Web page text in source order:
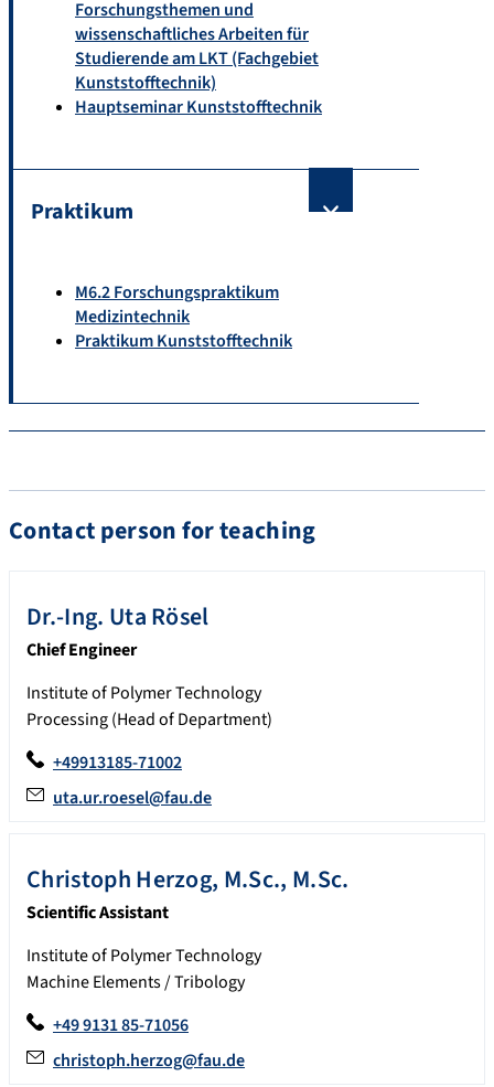
Forschungsthemen und
wissenschaftliches Arbeiten für
Studierende am LKT (Fachgebiet
Kunststofftechnik)
Hauptseminar Kunststofftechnik
Praktikum
M6.2 Forschungspraktikum
Medizintechnik
Praktikum Kunststofftechnik
Contact person for teaching
Dr.-Ing. UtaRösel
Chief Engineer
Institute of Polymer Technology
Processing (Head of Department)
+49913185-71002
uta.ur.roesel@fau.de
ChristophHerzog, M.Sc., M.Sc.
Scientific Assistant
Institute of Polymer Technology
Machine Elements / Tribology
+49 9131 85-71056
christoph.herzog@fau.de